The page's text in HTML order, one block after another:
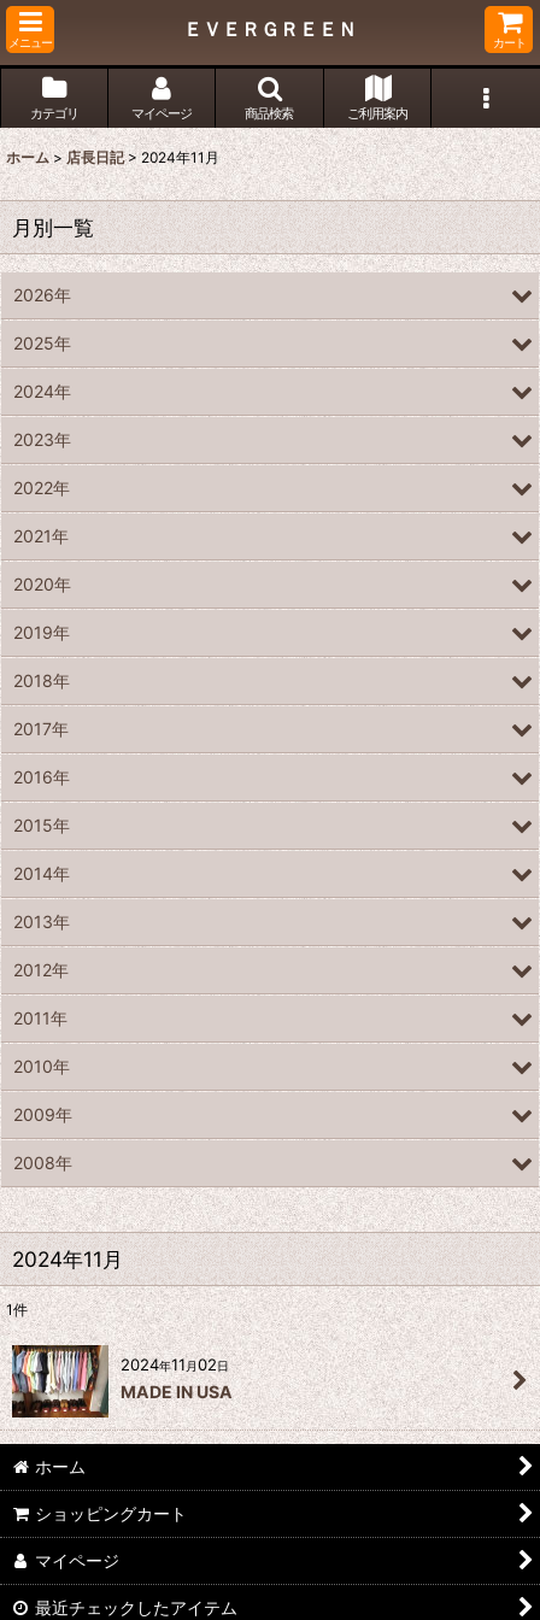
メニュー
ＥＶＥＲＧＲＥＥＮ
カート
カテゴリ マイページ 商品検索 ご利用案内
ホーム > 店長日記 > 2024年11月
2024年11月
1件
2024年11月02日
MADE IN USA
月別一覧
2026年
2025年
2024年
2023年
2022年
2021年
2020年
2019年
2018年
2017年
2016年
2015年
2014年
2013年
2012年
2011年
2010年
2009年
2008年
ホーム
ショッピングカート
マイページ
最近チェックしたアイテム